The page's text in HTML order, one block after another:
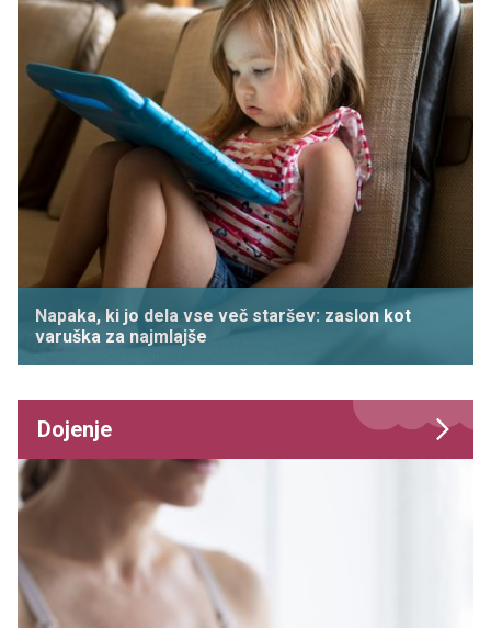
Napaka, ki jo dela vse več staršev: zaslon kot
varuška za najmlajše
Dojenje